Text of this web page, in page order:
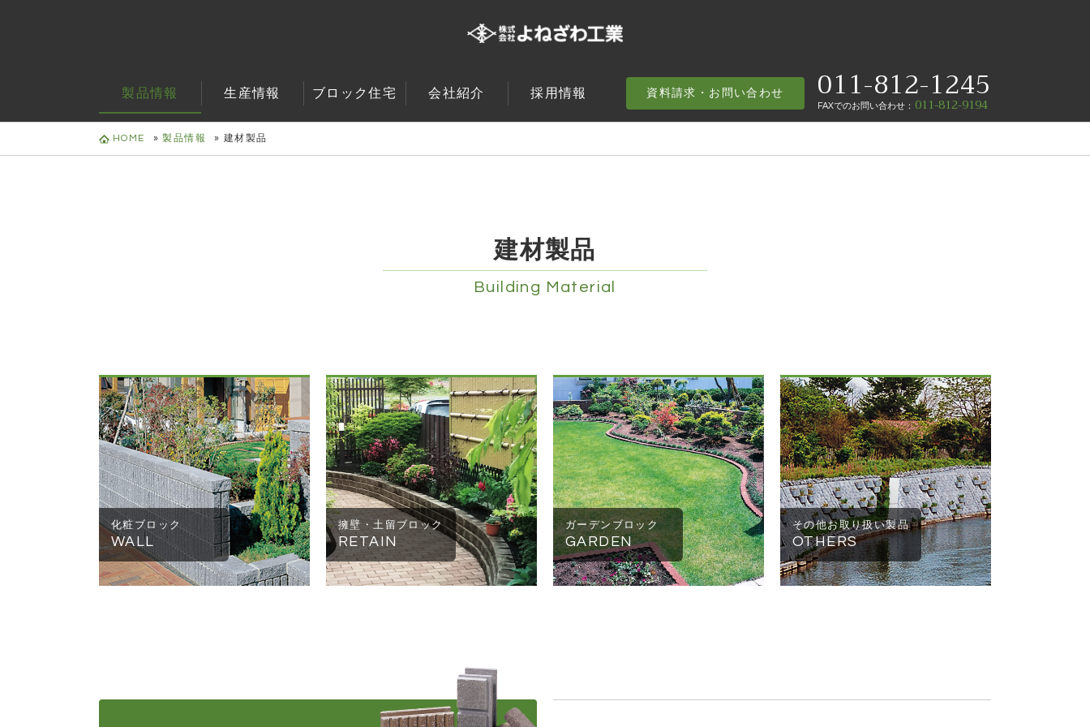
製品情報 生産情報 ブロック住宅 会社紹介 採用情報 資料請求・ お問い合わせ 011-812-1245
FAXでのお問い合わせ ： 011-812-9194
HOME »製品情報 » 建材製品
建材製品
Building Material
化粧ブロック
WALL
擁壁・土留ブロック
RETAIN
ガーデンブロック
GARDEN
その他お取り扱い製品
OTHERS